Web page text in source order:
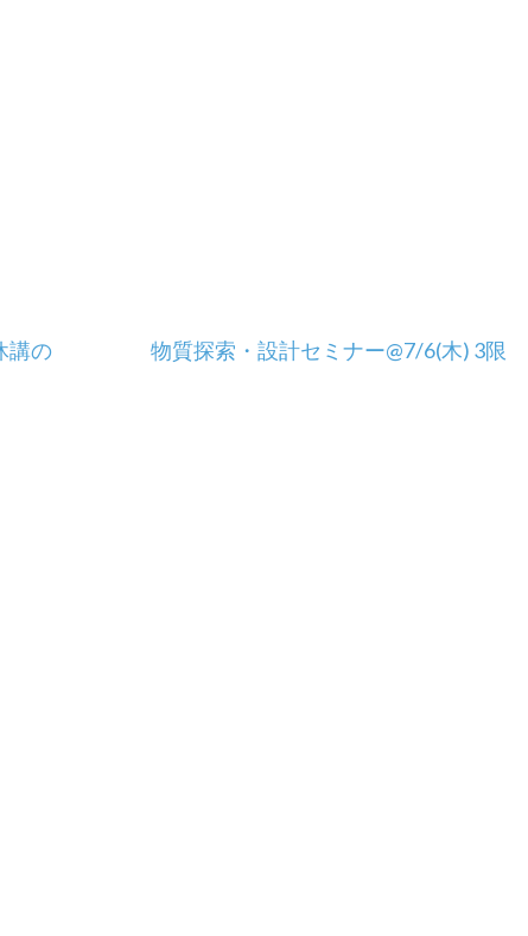
講の
物質探索・設計セミナー@7/6(木) 3限